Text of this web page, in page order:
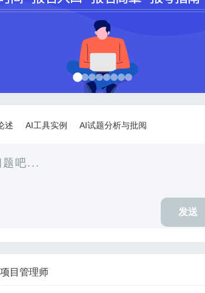
述 AI工具实例 AI试题分析与批阅
发送
目管理师